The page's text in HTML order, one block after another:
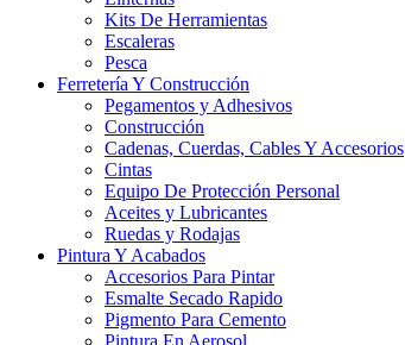
Kits De Herramientas
Escaleras
Pesca
Ferretería Y Construcción
Pegamentos y Adhesivos
Construcción
Cadenas, Cuerdas, Cables Y Accesorios
Cintas
Equipo De Protección Personal
Aceites y Lubricantes
Ruedas y Rodajas
Pintura Y Acabados
Accesorios Para Pintar
Esmalte Secado Rapido
Pigmento Para Cemento
Pintura En Aerosol